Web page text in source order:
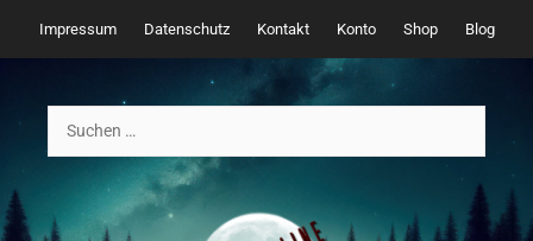
Inhalt
springen
Impressum Datenschutz Kontakt Konto Shop Blog
nach: